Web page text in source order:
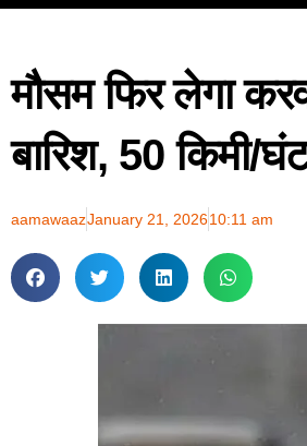
मौसम फिर लेगा
बारिश, 50 किमी/
aamawaazJanuary 21, 202610:11 am